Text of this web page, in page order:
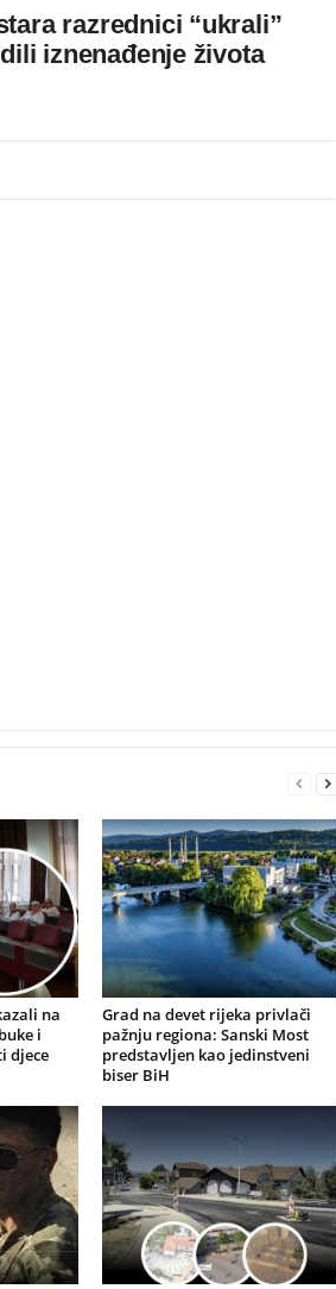
razrednici “ukrali”
iznenađenje života
na
i
djece
Grad na devet rijeka privlači
pažnju regiona: Sanski Most
predstavljen kao jedinstveni
biser BiH